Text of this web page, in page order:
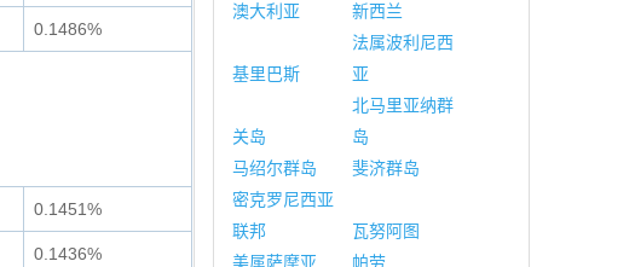
0.1486%
0.1451%
0.1436%
澳大利亚 新西兰
基里巴斯
法属波利尼西
亚
关岛
北马里亚纳群
岛
马绍尔群岛
斐济群岛
密克罗尼西亚
联邦
瓦努阿图
美属萨摩亚
帕劳